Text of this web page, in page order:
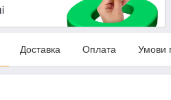
Доставка Оплата Умови